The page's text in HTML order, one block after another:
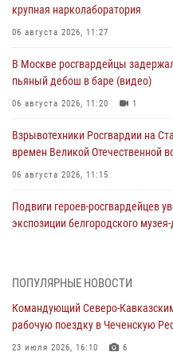
крупная нарколаборатория
06 августа 2026, 11:27
В Москве росгвардейцы
пьяный дебош в баре (видео)
06 августа 2026, 11:20 1
Взрывотехники Росгвардии на
времен Великой Отечественной
06 августа 2026, 11:15
Подвиги героев‑росгвардейцев
экспозиции белгородского
матче в Москве обеспечила
06 августа 2026, 10:13
ПОПУЛЯРНЫЕ НОВОСТИ
Командующий Северо-
рабочую поездку в Чеченскую
23 июля 2026, 16:10 6